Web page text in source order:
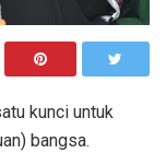
kunci untuk
bangsa.